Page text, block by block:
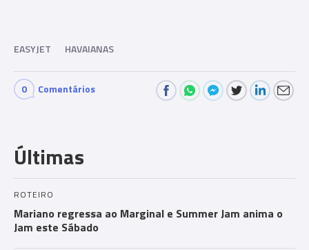
EASYJET HAVAIANAS
0
ts
Comentários
Últimas
ROTEIRO
Mariano regressa ao Marginal e Summer Jam anima o
Jam este Sábado